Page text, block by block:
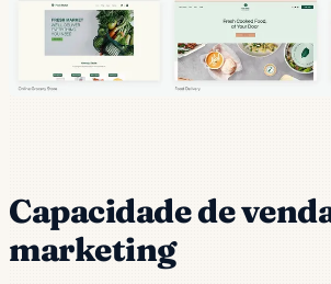
Capacidade de
marketing